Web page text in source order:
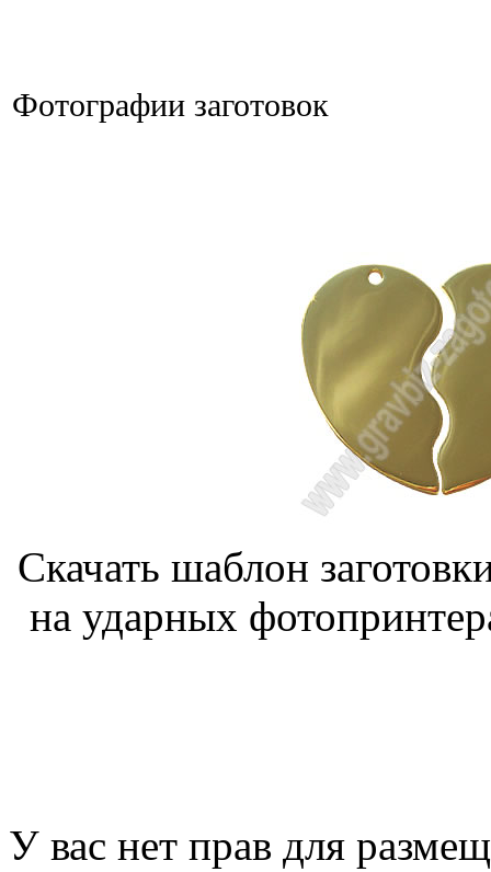
Фотографии заготовок
Скачать шаблон
на ударных
У вас нет прав для